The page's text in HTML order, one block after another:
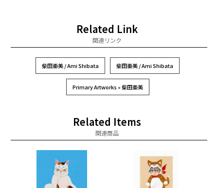
Related Link
関連リンク
柴田亜美 / Ami Shibata 柴田亜美 / Ami Shibata
Primary Artworks » 柴田亜美
Related Items
関連商品